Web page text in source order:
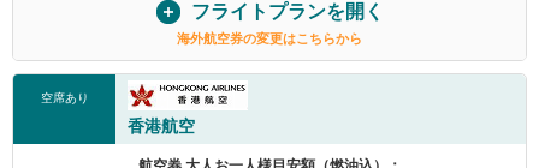
フライトプランを開く
海外航空券の変更はこちらから
空席あり
香港航空